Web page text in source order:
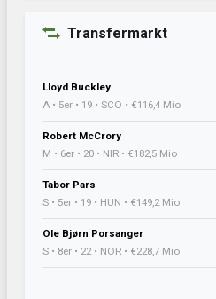
Transfermarkt
Lloyd Buckley
A • 5er • 19 • SCO • €116,4 Mio
Robert McCrory
M • 6er • 20 • NIR • €182,5 Mio
Tabor Pars
S • 5er • 19 • HUN • €149,2 Mio
Ole Bjørn Porsanger
S • 8er • 22 • NOR • €228,7 Mio